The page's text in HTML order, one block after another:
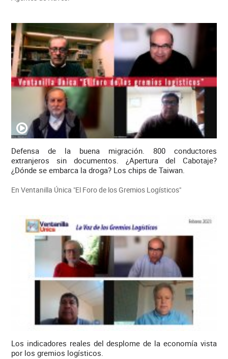
Defensa de la buena migración. 800 conductores
extranjeros sin documentos. ¿Apertura del Cabotaje?
¿Dónde se embarca la droga? Los chips de Taiwan.
En Ventanilla Única "El Foro de los Gremios Logísticos"
Los indicadores reales del desplome de la economía vista
por los gremios logísticos.